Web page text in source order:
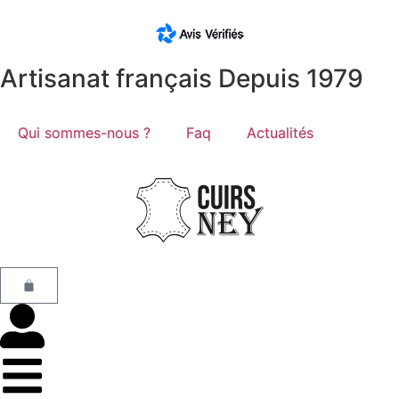
Artisanat français Depuis 1979
Qui sommes-nous ? Faq Actualités